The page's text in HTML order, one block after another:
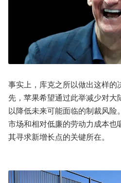
事实上，库克之所以做出这样的
先，苹果希望通过此举减少对大
以降低未来可能面临的制裁风
市场和相对低廉的劳动力成本也
其寻求新增长点的关键所在。